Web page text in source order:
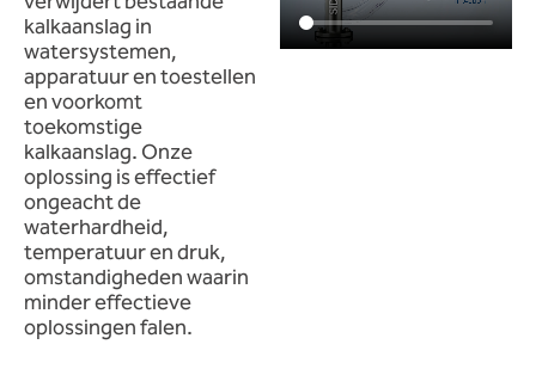
kalkaanslag in
watersystemen,
apparatuur en toestellen
en voorkomt
toekomstige
kalkaanslag. Onze
oplossing is effectief
ongeacht de
waterhardheid,
temperatuur en druk,
omstandigheden waarin
minder effectieve
oplossingen falen.